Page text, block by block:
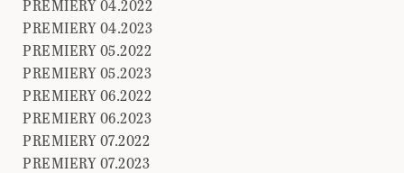
PREMIERY 04.2022
PREMIERY 04.2023
PREMIERY 05.2022
PREMIERY 05.2023
PREMIERY 06.2022
PREMIERY 06.2023
PREMIERY 07.2022
PREMIERY 07.2023